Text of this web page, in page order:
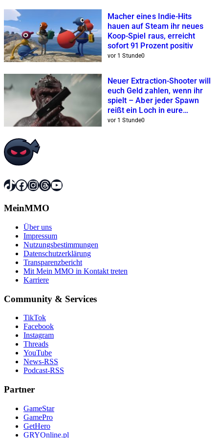
Macher eines Indie-Hits
hauen auf Steam ihr neues
Koop-Spiel raus, erreicht
sofort 91 Prozent positiv
vor 1 Stunde0
Neuer Extraction-Shooter will
euch Geld zahlen, wenn ihr
spielt – Aber jeder Spawn
reißt ein Loch in eure
Geldbörse
vor 1 Stunde0
TikTok
Facebook
Instagram
Threads
YouTube
MeinMMO
Über uns
Impressum
Nutzungsbestimmungen
Datenschutzerklärung
Transparenzbericht
Mit Mein MMO in Kontakt treten
Karriere
Community & Services
TikTok
Facebook
Instagram
Threads
YouTube
News-RSS
Podcast-RSS
Partner
GameStar
GamePro
GetHero
GRYOnline.pl